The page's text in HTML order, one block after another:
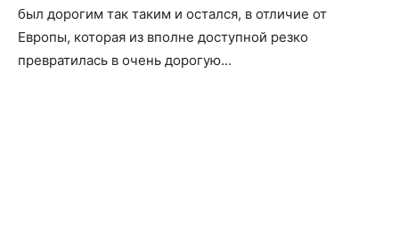
был дорогим так таким и остался, в отличие от
Европы, которая из вполне доступной резко
превратилась в очень дорогую…